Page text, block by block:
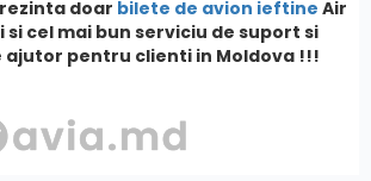
doar bilete de avion ieftine Air
si cel mai bun serviciu de suport si
ajutor pentru clienti in Moldova !!!